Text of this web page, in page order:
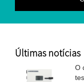
Últimas notícias
O